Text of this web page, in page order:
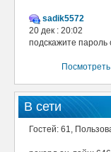
sadik5572
20 дек : 20:02
подскажите
В сети
Гостей: 61,